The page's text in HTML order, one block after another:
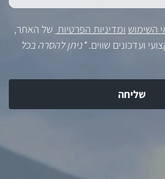
השימוש ומדיניות הפרטיות של האתר,
ועדכונים שווים.*ניתן להסרה בכל
שליחה